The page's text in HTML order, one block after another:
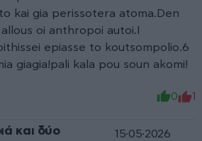
kai gia perissotera atoma.Den
oi anthropoi autoi.I
epiasse to koutsompolio.6
giagia!pali kala pou soun akomi!
0 1
και δύο
15·05·2026